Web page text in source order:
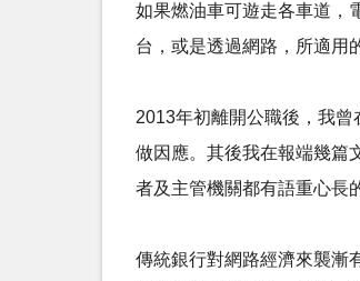
如果燃油車可遊走各車道，
台，或是透過網路，所適用
2013年初離開公職後，我
做因應。其後我在報端幾篇
者及主管機關都有語重心長
傳統銀行對網路經濟來襲漸